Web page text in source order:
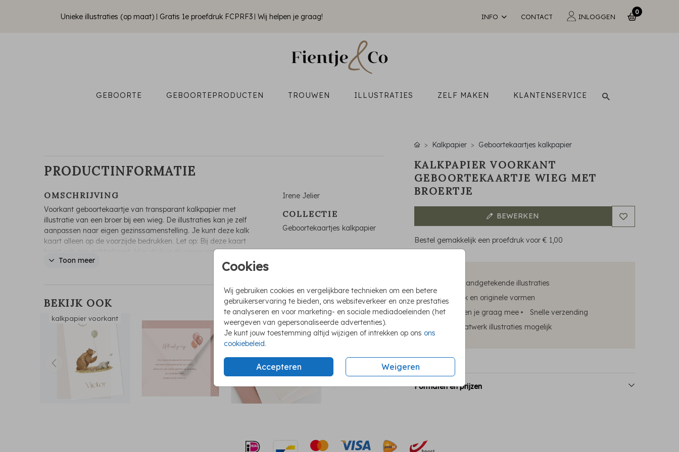
Unieke illustraties (op maat) Gratis 1e proefdruk FCPRF3 Wij helpen je graag! INFO CONTACT INLOGGEN
0
GEBOORTE GEBOORTEPRODUCTEN TROUWEN ILLUSTRATIES ZELF MAKEN KLANTENSERVICE
Cookies
Wij gebruiken cookies en vergelijkbare technieken om een betere
gebruikerservaring te bieden, ons websiteverkeer en onze prestaties
te analyseren en voor marketing- en sociale mediadoeleinden (het
weergeven van gepersonaliseerde advertenties).
Je kunt jouw toestemming altijd wijzigen of intrekken op ons ons
cookiebeleid.
Accepteren Weigeren
PRODUCTINFORMATIE
OMSCHRIJVING
Voorkant geboortekaartje van transparant kalkpapier met
illustratie van een broer bij een wieg. De illustraties kan je zelf
aanpassen naar eigen gezinssamenstelling. Je kunt deze kalk
kaart alleen op de voorzijde bedrukken. Let op: Bij deze kaart
hoort ook een achterkaart. Hier druk je de gegevens op zoals
naam en adresgegevens. Je voegt de kaarten samen met een
Toon meer
Irene Jelier
COLLECTIE
Geboortekaartjes kalkpapier
BEKIJK OOK
kalkpapier voorkant
Kalkpapier Geboortekaartjes kalkpapier
KALKPAPIER VOORKANT
GEBOORTEKAARTJE WIEG MET
BROERTJE
BEWERKEN
Bestel gemakkelijk een proefdruk voor€ 1,00
Unieke handgetekende illustraties
Foliedruk en originele vormen
We helpen je graag mee
Snelle verzending
Ook maatwerk illustraties mogelijk
Formaten en prijzen